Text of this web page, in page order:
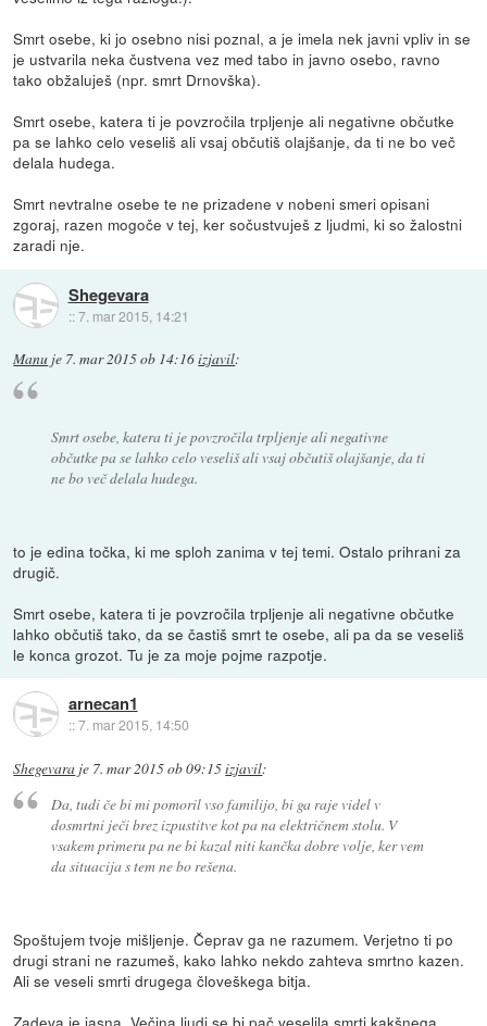
Smrt osebe, ki jo osebno nisi poznal, a je imela nek javni vpliv in se
je ustvarila neka čustvena vez med tabo in javno osebo, ravno
tako obžaluješ (npr. smrt Drnovška).
Smrt osebe, katera ti je povzročila trpljenje ali negativne občutke
pa se lahko celo veseliš ali vsaj občutiš olajšanje, da ti ne bo več
delala hudega.
Smrt nevtralne osebe te ne prizadene v nobeni smeri opisani
zgoraj, razen mogoče v tej, ker sočustvuješ z ljudmi, ki so žalostni
zaradi nje.
Shegevara
::7. mar 2015, 14:21
Manu je 7. mar 2015 ob 14:16izjavil:
Smrt osebe, katera ti je povzročila trpljenje ali negativne
občutke pa se lahko celo veseliš ali vsaj občutiš olajšanje, da ti
ne bo več delala hudega.
to je edina točka, ki me sploh zanima v tej temi. Ostalo prihrani za
drugič.
Smrt osebe, katera ti je povzročila trpljenje ali negativne občutke
lahko občutiš tako, da se častiš smrt te osebe, ali pa da se veseliš
le konca grozot. Tu je za moje pojme razpotje.
arnecan1
::7. mar 2015, 14:50
Shegevara je 7. mar 2015 ob 09:15izjavil:
Da, tudi če bi mi pomoril vso familijo, bi ga raje videl v
dosmrtni ječi brez izpustitve kot pa na električnem stolu. V
vsakem primeru pa ne bi kazal niti kančka dobre volje, ker vem
da situacija s tem ne bo rešena.
Spoštujem tvoje mišljenje. Čeprav ga ne razumem. Verjetno ti po
drugi strani ne razumeš, kako lahko nekdo zahteva smrtno kazen.
Ali se veseli smrti drugega človeškega bitja.